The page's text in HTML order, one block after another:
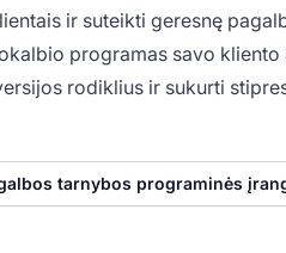
ir suteikti geresnę
programas savo
rodiklius ir sukurti
tarnybos programinės